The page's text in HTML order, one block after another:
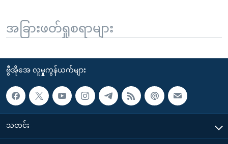
အခြားဖတ်ရှုစရာများ
ဗွီအိုအေ လူမှုကွန်ယက်များ
သတင်း